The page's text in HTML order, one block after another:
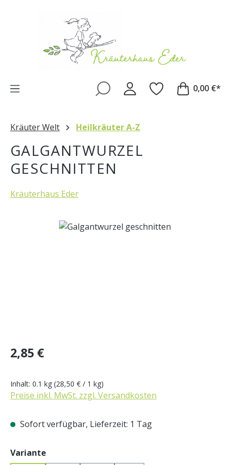
0,00 €*
Kräuter Welt Heilkräuter A-Z
GALGANTWURZEL
GESCHNITTEN
Kräuterhaus Eder
Bildergalerie überspringen
Regulärer Preis:
2,85 €
Inhalt: 0.1 kg (28,50 € / 1 kg)
Preise inkl. MwSt. zzgl. Versandkosten
Sofort verfügbar, Lieferzeit: 1 Tag
Variante